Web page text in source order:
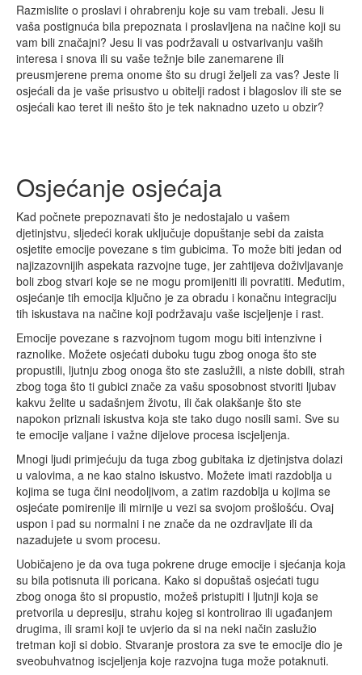
Razmislite o proslavi i ohrabrenju koje su vam trebali. Jesu li
vaša postignuća bila prepoznata i proslavljena na načine koji su
vam bili značajni? Jesu li vas podržavali u ostvarivanju vaših
interesa i snova ili su vaše težnje bile zanemarene ili
preusmjerene prema onome što su drugi željeli za vas? Jeste li
osjećali da je vaše prisustvo u obitelji radost i blagoslov ili ste se
osjećali kao teret ili nešto što je tek naknadno uzeto u obzir?
Osjećanje osjećaja
Kad počnete prepoznavati što je nedostajalo u vašem
djetinjstvu, sljedeći korak uključuje dopuštanje sebi da zaista
osjetite emocije povezane s tim gubicima. To može biti jedan od
najizazovnijih aspekata razvojne tuge, jer zahtijeva doživljavanje
boli zbog stvari koje se ne mogu promijeniti ili povratiti. Međutim,
osjećanje tih emocija ključno je za obradu i konačnu integraciju
tih iskustava na načine koji podržavaju vaše iscjeljenje i rast.
Emocije povezane s razvojnom tugom mogu biti intenzivne i
raznolike. Možete osjećati duboku tugu zbog onoga što ste
propustili, ljutnju zbog onoga što ste zaslužili, a niste dobili, strah
zbog toga što ti gubici znače za vašu sposobnost stvoriti ljubav
kakvu želite u sadašnjem životu, ili čak olakšanje što ste
napokon priznali iskustva koja ste tako dugo nosili sami. Sve su
te emocije valjane i važne dijelove procesa iscjeljenja.
Mnogi ljudi primjećuju da tuga zbog gubitaka iz djetinjstva dolazi
u valovima, a ne kao stalno iskustvo. Možete imati razdoblja u
kojima se tuga čini neodoljivom, a zatim razdoblja u kojima se
osjećate pomirenije ili mirnije u vezi sa svojom prošlošću. Ovaj
uspon i pad su normalni i ne znače da ne ozdravljate ili da
nazadujete u svom procesu.
Uobičajeno je da ova tuga pokrene druge emocije i sjećanja koja
su bila potisnuta ili poricana. Kako si dopuštaš osjećati tugu
zbog onoga što si propustio, možeš pristupiti i ljutnji koja se
pretvorila u depresiju, strahu kojeg si kontrolirao ili ugađanjem
drugima, ili srami koji te uvjerio da si na neki način zaslužio
tretman koji si dobio. Stvaranje prostora za sve te emocije dio je
sveobuhvatnog iscjeljenja koje razvojna tuga može potaknuti.